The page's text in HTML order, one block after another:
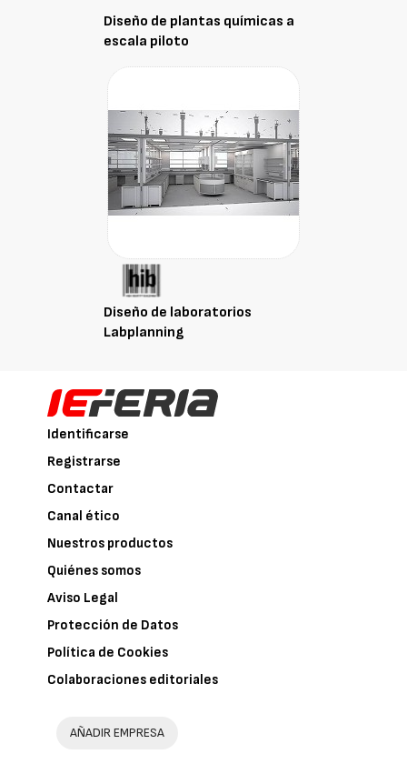
Diseño de plantas químicas a
escala piloto
Diseño de laboratorios
Labplanning
Identificarse
Registrarse
Contactar
Canal ético
Nuestros productos
Quiénes somos
Aviso Legal
Protección de Datos
Política de Cookies
Colaboraciones editoriales
AÑADIR EMPRESA